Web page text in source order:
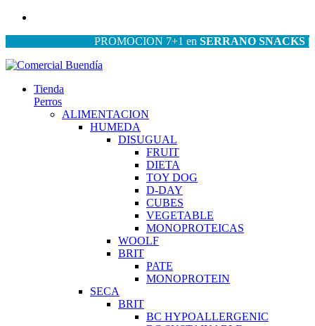
PROMOCION 7+1 enSERRANO SNACKS|
Tienda
Perros
ALIMENTACION
HUMEDA
DISUGUAL
FRUIT
DIETA
TOY DOG
D-DAY
CUBES
VEGETABLE
MONOPROTEICAS
WOOLF
BRIT
PATE
MONOPROTEIN
SECA
BRIT
BC HYPOALLERGENIC